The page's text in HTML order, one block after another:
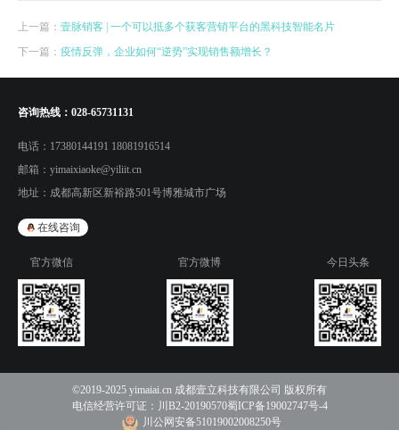
上一篇： 壹脉销客 | 一个可以抵多个获客营销平台的黑科技智能名片
下一篇： 疫情反弹，企业如何“逆势”实现销售额增长？
咨询热线： 028-65731131
电话： 17380144191 18081916514
邮箱： yimaixiaoke@yiliit.cn
地址： 成都高新区新裕路501号博雅城市广场
在线咨询
官方微信 官方微博 今日头条
©2019-2025 yimaiai.cn 成都壹立科技有限公司 版权所有
电信经营许可证： 川B2-20190570蜀ICP备19002747号-4
川公网安备51019002008250号